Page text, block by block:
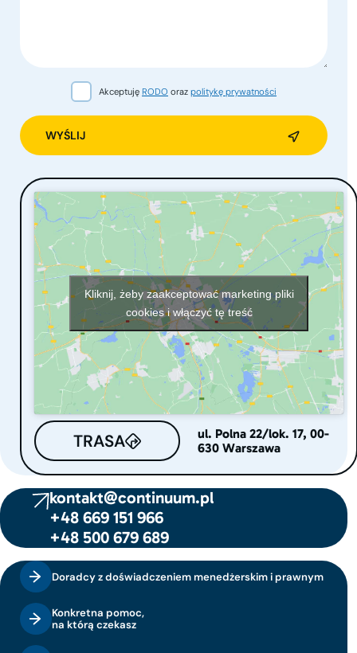
Akceptuję RODO oraz politykę prywatności
Kliknij, żeby zaakceptować marketing pliki
cookies i włączyć tę treść
TRASA
ul. Polna 22/lok. 17, 00-
630 Warszawa
kontakt@continuum.pl
+48 669 151 966
+48 500 679 689
Doradcy z doświadczeniem menedżerskim i prawnym
Konkretna pomoc,
na którą czekasz